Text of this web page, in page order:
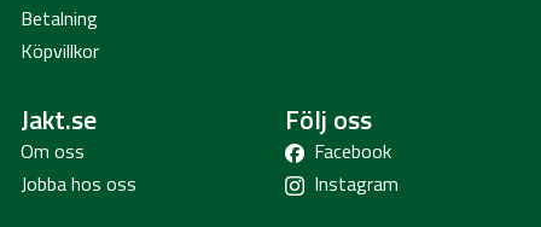
Betalning
Köpvillkor
Jakt.se
Om oss
Jobba hos oss
Följ oss
Facebook
Instagram